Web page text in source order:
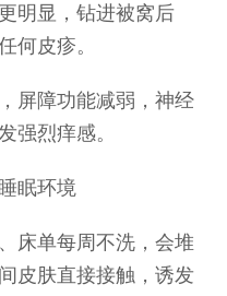
明显，钻进被窝后
何皮疹。
屏障功能减弱，神经
强烈痒感。
眠环境
床单每周不洗，会堆
皮肤直接接触，诱发